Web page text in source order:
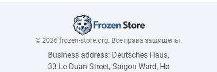
© 2026 frozen-store.org. Все права защищены.
Business address: Deutsches Haus,
33 Le Duan Street, Saigon Ward, Ho